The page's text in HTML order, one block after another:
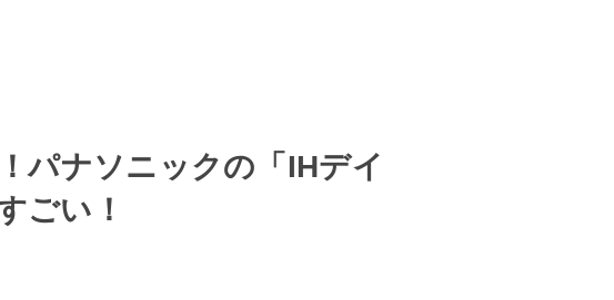
パナソニックの「IHデイ
ごい！